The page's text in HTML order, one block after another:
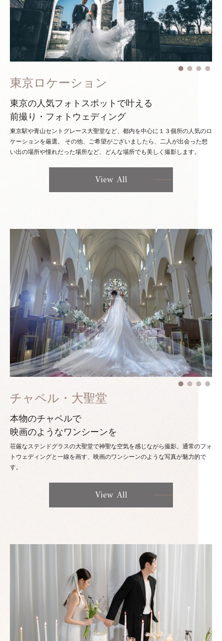
東京ロケーション
東京の人気フォトスポットで叶える
前撮り・フォトウェディング
東京駅や青山セントグレース大聖堂など、都内を中心に１３個所の人気のロ
ケーションを厳選。 その他、ご希望がございましたら、二人が出会った想
い出の場所や憧れだった場所など、どんな場所でも美しく撮影します。
View All
チャペル・大聖堂
本物のチャペルで
映画のようなワンシーンを
荘厳なステンドグラスの大聖堂で神聖な空気を感じながら撮影。通常のフォ
トウェディングと一線を画す、映画のワンシーンのような写真が魅力的で
す。
View All